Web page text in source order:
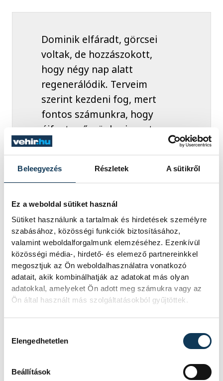
Beleegyezés Részletek A sütikről
Ez a weboldal sütiket használ
Sütiket használunk a tartalmak és hirdetések személyre
szabásához, közösségi funkciók biztosításához,
valamint weboldalforgalmunk elemzéséhez. Ezenkívül
közösségi média-, hirdető- és elemező partnereinkkel
megosztjuk az Ön weboldalhasználatra vonatkozó
adatait, akik kombinálhatják az adatokat más olyan
adatokkal, amelyeket Ön adott meg számukra vagy az
Ön által használt más szolgáltatásokból gyűjtöttek.
Elengedhetetlen
Beállítások
Dominik elfáradt, görcsei
voltak, de hozzászokott,
hogy négy nap alatt
regenerálódik. Terveim
szerint kezdeni fog, mert
fontos számunkra, hogy
újfent győzzünk, viszont
lehet, hogy a 60. perc körül
lecserélem.
akinek negyedik perces szabálytalansága
akár meccset befolyásoló hiba is lehetett
volna, viszont szerinte utána
védekezésben nem hibázott többet. A 61
éves tréner a szünetben egyrészt a sárga
lapja miatt cserélte le, másrészt ki akarta
próbálni Szűcs Kornélt a jobb oldali védő